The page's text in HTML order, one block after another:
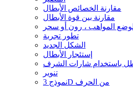
مقارنة الخصائص الأبطال
مقارنة بين قوة الأبطال
تطور تجربة
الشكل الجديد
إستئجار الأبطال
تنوير
نموذج 3D من الحرف